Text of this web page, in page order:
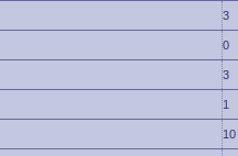
3
0
3
1
10